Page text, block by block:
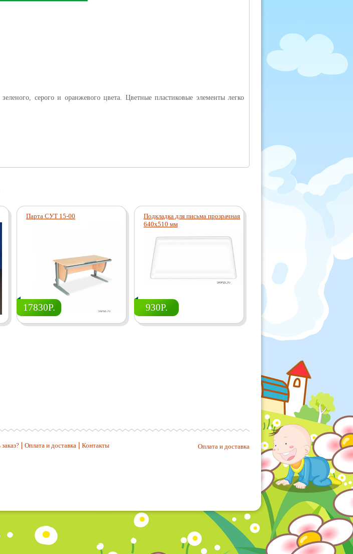
серого и оранжевого цвета. Цветные пластиковые элементы легко
Парта СУТ 15-00
17830Р.
Подкладка для письма прозрачная
640х510 мм
930Р. 14540Р.
Оплата и доставка Контакты Оплата и доставка